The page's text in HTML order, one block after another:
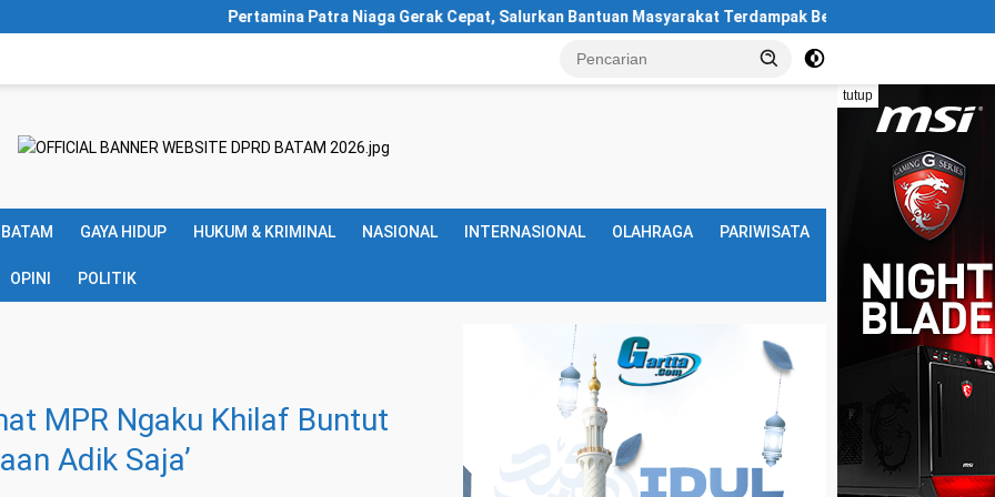
Pertamina Patra Niaga Gerak Cepat, Salurkan Bantuan Masyarakat Terdampak Bencana Banjir di Sumatera Barat
tutup
GAYA HIDUP HUKUM & KRIMINAL NASIONAL INTERNASIONAL OLAHRAGA PARIWISATA
OPINI POLITIK
MPR Ngaku Khilaf Buntut
Adik Saja’